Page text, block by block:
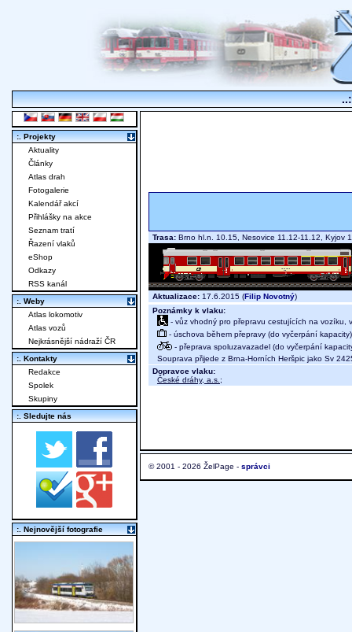
Trasa: Brno hl.n. 10.15, Nesovice 11.12-11.12,
Aktualizace: 17.6.2015 (Filip Novotný)
Poznámky k vlaku:
- vůz vhodný pro přepravu cestujících na vozíku,
- úschova během přepravy (do vyčerpání kapacity)
- přeprava spoluzavazadel (do vyčerpání
Souprava přijede z Brna-Horních Heršpic jako Sv
Dopravce vlaku:
České dráhy, a.s. ;
© 2001 - 2026 ŽelPage - správci
:. Projekty
Aktuality
Články
Atlas drah
Fotogalerie
Kalendář akcí
Přihlášky na akce
Seznam tratí
Řazení vlaků
eShop
Odkazy
RSS kanál
:. Weby
Atlas lokomotiv
Atlas vozů
Nejkrásnější nádraží ČR
:. Kontakty
Redakce
Spolek
Skupiny
:. Sledujte nás
:. Nejnovější fotografie